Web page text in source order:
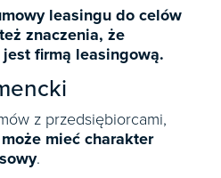
leasingu do celów
znaczenia, że
firmą leasingową.
z przedsiębiorcami,
mieć charakter
.